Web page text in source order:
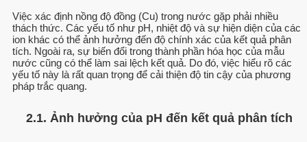
Việc xác định nồng độ đồng (Cu) trong nước gặp phải nhiều
thách thức. Các yếu tố như pH, nhiệt độ và sự hiện diện của các
ion khác có thể ảnh hưởng đến độ chính xác của kết quả phân
tích. Ngoài ra, sự biến đổi trong thành phần hóa học của mẫu
nước cũng có thể làm sai lệch kết quả. Do đó, việc hiểu rõ các
yếu tố này là rất quan trọng để cải thiện độ tin cậy của phương
pháp trắc quang.
2.1. Ảnh hưởng của pH đến kết quả phân tích